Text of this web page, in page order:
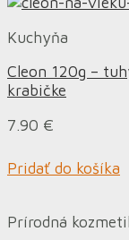
Kuchyňa
Cleon 120g –
krabičke
7.90 €
Pridať do košíka
Prírodná